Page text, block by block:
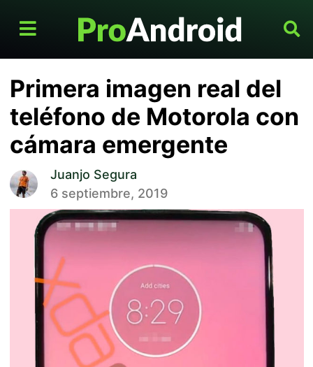
Primera imagen real del
teléfono de Motorola con
cámara emergente
Juanjo Segura
6 septiembre, 2019